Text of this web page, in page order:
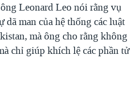
Leonard Leo nói rằng vụ
dã man của hệ thống các luật
mà ông cho rằng không
chỉ giúp khích lệ các phần tử